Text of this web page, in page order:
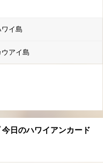
ワイ島
ウアイ島
今日のハワイアンカード